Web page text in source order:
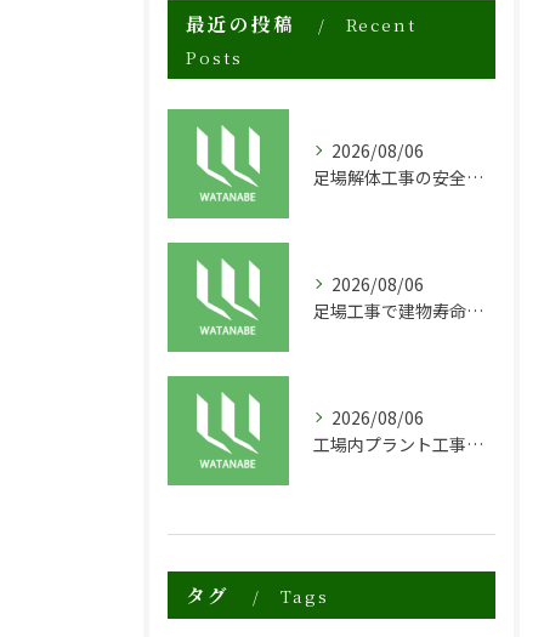
最近の投稿
Recent
Posts
2026/08/06
足場解体工事の安全性と効率化のポイント
2026/08/06
足場工事で建物寿命を守る外装塗装の重要性
2026/08/06
工場内プラント工事に適した足場の安全対策と実践例
タグ Tags